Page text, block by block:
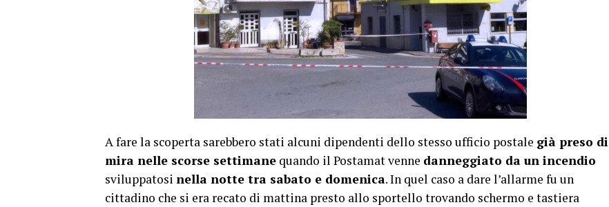
A fare la scoperta sarebbero stati alcuni dipendenti dello stesso ufficio postale già preso di
mira nelle scorse settimane quando il Postamat venne danneggiato da un incendio
sviluppatosi nella notte tra sabato e domenica. In quel caso a dare l’allarme fu un
cittadino che si era recato di mattina presto allo sportello trovando schermo e tastiera